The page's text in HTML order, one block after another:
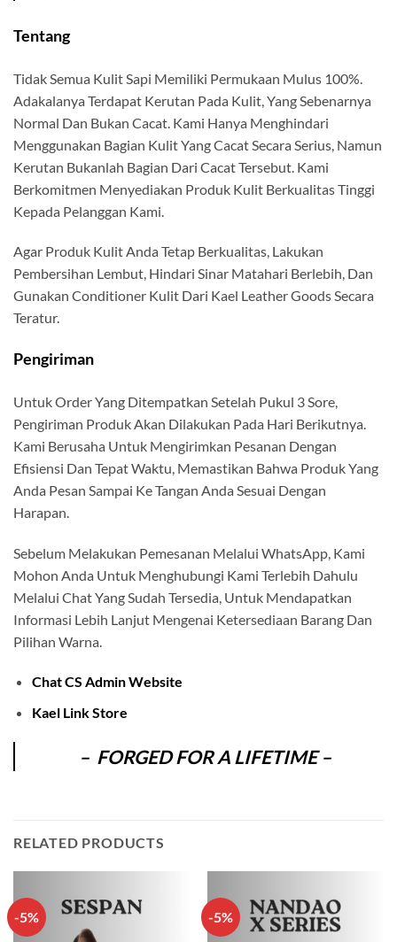
Tentang
Tidak Semua Kulit Sapi Memiliki Permukaan Mulus 100%.
Adakalanya Terdapat Kerutan Pada Kulit, Yang Sebenarnya
Normal Dan Bukan Cacat. Kami Hanya Menghindari
Menggunakan Bagian Kulit Yang Cacat Secara Serius, Namun
Kerutan Bukanlah Bagian Dari Cacat Tersebut. Kami
Berkomitmen Menyediakan Produk Kulit Berkualitas Tinggi
Kepada Pelanggan Kami.
Agar Produk Kulit Anda Tetap Berkualitas, Lakukan
Pembersihan Lembut, Hindari Sinar Matahari Berlebih, Dan
Gunakan Conditioner Kulit Dari Kael Leather Goods Secara
Teratur.
Pengiriman
Untuk Order Yang Ditempatkan Setelah Pukul 3 Sore,
Pengiriman Produk Akan Dilakukan Pada Hari Berikutnya.
Kami Berusaha Untuk Mengirimkan Pesanan Dengan
Efisiensi Dan Tepat Waktu, Memastikan Bahwa Produk Yang
Anda Pesan Sampai Ke Tangan Anda Sesuai Dengan
Harapan.
Sebelum Melakukan Pemesanan Melalui WhatsApp, Kami
Mohon Anda Untuk Menghubungi Kami Terlebih Dahulu
Melalui Chat Yang Sudah Tersedia, Untuk Mendapatkan
Informasi Lebih Lanjut Mengenai Ketersediaan Barang Dan
Pilihan Warna.
Chat CS Admin Website
Kael Link Store
– FORGED FOR A LIFETIME –
RELATED PRODUCTS
-5% -5%